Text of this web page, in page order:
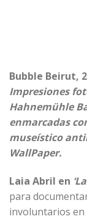
Bubble Beirut,
Impresiones
Hahnemühle
enmarcadas
museístico
WallPaper.
Laia Abril en
para
involuntarios en